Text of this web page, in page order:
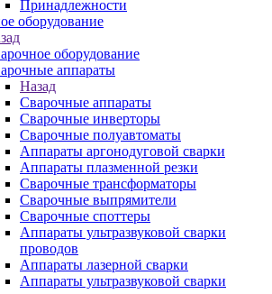
Принадлежности
оборудование
оборудование
аппараты
Назад
Сварочные аппараты
Сварочные инверторы
Сварочные полуавтоматы
Аппараты аргонодуговой сварки
Аппараты плазменной резки
Сварочные трансформаторы
Сварочные выпрямители
Сварочные споттеры
Аппараты ультразвуковой сварки
проводов
Аппараты лазерной сварки
Аппараты ультразвуковой сварки